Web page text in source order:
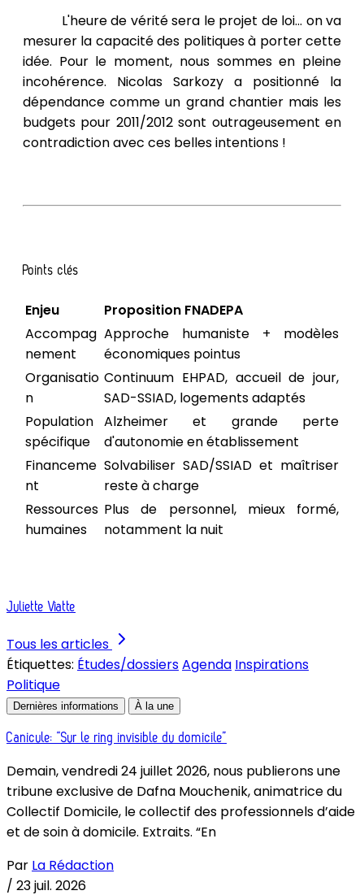
L'heure de vérité sera le projet de loi... on va
mesurer la capacité des politiques à porter cette
idée. Pour le moment, nous sommes en pleine
incohérence. Nicolas Sarkozy a positionné la
dépendance comme un grand chantier mais les
budgets pour 2011/2012 sont outrageusement en
contradiction avec ces belles intentions !
Points clés
Enjeu
Proposition FNADEPA
Accompag
nement
Approche humaniste + modèles
économiques pointus
Organisatio
n
Continuum EHPAD, accueil de jour,
SAD-SSIAD, logements adaptés
Population
spécifique
Alzheimer et grande perte
d'autonomie en établissement
Financeme
nt
Solvabiliser SAD/SSIAD et maîtriser
reste à charge
Ressources
humaines
Plus de personnel, mieux formé,
notamment la nuit
Juliette Viatte
Tous les articles
Étiquettes: Études/dossiersAgenda Inspirations
Politique
Dernières informations À la une
Canicule: “Sur le ring invisible du domicile”
Demain, vendredi 24 juillet 2026, nous publierons une
tribune exclusive de Dafna Mouchenik, animatrice du
Collectif Domicile, le collectif des professionnels d’aide
et de soin à domicile. Extraits. “En
Par La Rédaction
/ 23 juil. 2026